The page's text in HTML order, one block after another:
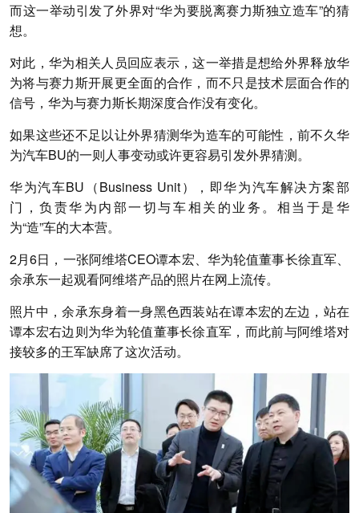
而这一举动引发了外界对“华为要脱离赛力斯独立造车”的猜
想。
对此，华为相关人员回应表示，这一举措是想给外界释放华
为将与赛力斯开展更全面的合作，而不只是技术层面合作的
信号，华为与赛力斯长期深度合作没有变化。
如果这些还不足以让外界猜测华为造车的可能性，前不久华
为汽车BU的一则人事变动或许更容易引发外界猜测。
华为汽车BU（Business Unit），即华为汽车解决方案部
门，负责华为内部一切与车相关的业务。相当于是华
为“造”车的大本营。
2月6日，一张阿维塔CEO谭本宏、华为轮值董事长徐直军、
余承东一起观看阿维塔产品的照片在网上流传。
照片中，余承东身着一身黑色西装站在谭本宏的左边，站在
谭本宏右边则为华为轮值董事长徐直军，而此前与阿维塔对
接较多的王军缺席了这次活动。